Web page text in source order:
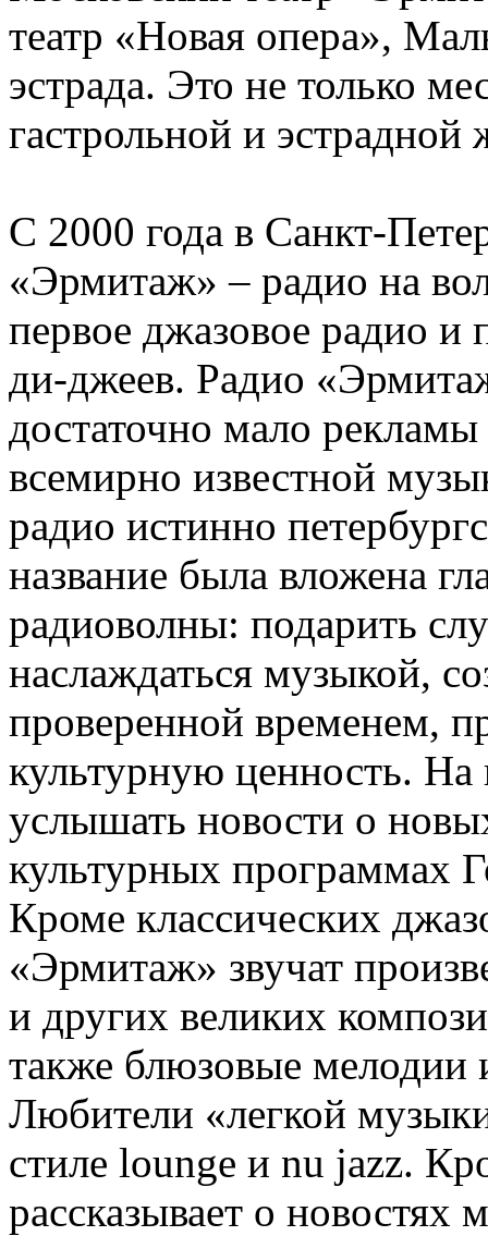
театр «Новая опера»,
эстрада. Это не только
гастрольной и
С 2000 года в Санкт-
«Эрмитаж» – радио на
первое джазовое радио и
ди-джеев. Радио
достаточно мало
всемирно известной
радио истинно
название была вложена
радиоволны: подарить
наслаждаться музыкой,
проверенной временем,
культурную ценность.
услышать новости о
культурных программах
Кроме классических
«Эрмитаж» звучат
и других великих
также блюзовые мелодии
Любители «легкой
стиле lounge и nu jazz.
рассказывает о новостях